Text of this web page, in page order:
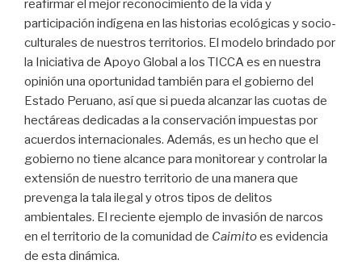
reafirmar el mejor reconocimiento de la vida y
participación indígena en las historias ecológicas y socio-
culturales de nuestros territorios. El modelo brindado por
la Iniciativa de Apoyo Global a los TICCA es en nuestra
opinión una oportunidad también para el gobierno del
Estado Peruano, así que si pueda alcanzar las cuotas de
hectáreas dedicadas a la conservación impuestas por
acuerdos internacionales. Además, es un hecho que el
gobierno no tiene alcance para monitorear y controlar la
extensión de nuestro territorio de una manera que
prevenga la tala ilegal y otros tipos de delitos
ambientales. El reciente ejemplo de invasión de narcos
en el territorio de la comunidad de Caimitoes evidencia
de esta dinámica.